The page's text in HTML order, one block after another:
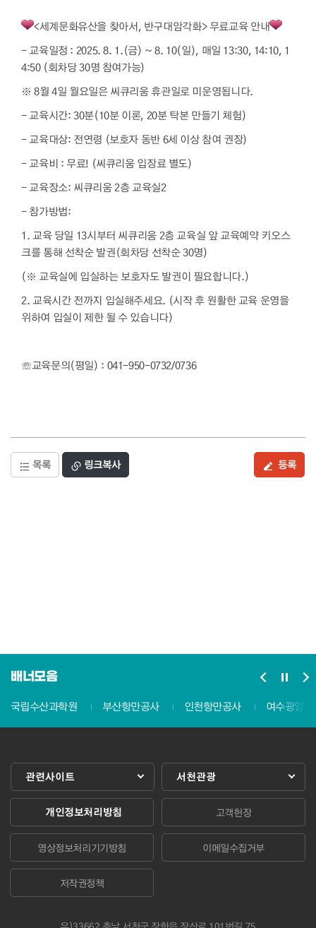
<세계문화유산을 찾아서, 반구대암각화> 무료교육 안내
- 교육일정 : 2025. 8. 1.(금) ~ 8. 10(일), 매일 13:30, 14:10, 1
4:50 (회차당 30명 참여가능)
※ 8월 4일 월요일은 씨큐리움 휴관일로 미운영됩니다.
- 교육시간: 30분(10분 이론, 20분 탁본 만들기 체험)
- 교육대상: 전연령 (보호자 동반 6세 이상 참여 권장)
- 교육비 : 무료! (씨큐리움 입장료 별도)
- 교육장소: 씨큐리움 2층 교육실2
- 참가방법:
1. 교육 당일 13시부터 씨큐리움 2층 교육실 앞 교육예약 키오스
크를 통해 선착순 발권(회차당 선착순 30명)
(※ 교육실에 입실하는 보호자도 발권이 필요합니다.)
2. 교육시간 전까지 입실해주세요. (시작 후 원활한 교육 운영을
위하여 입실이 제한 될 수 있습니다)
☏교육문의(평일) : 041-950-0732/0736
등록
목록 링크복사
배너모음
국립수산과학원
부산항만공사 인천항만공사 여수광양
개인정보처리방침 고객헌장
영상정보처리기기방침 이메일수집거부
저작권정책
관련사이트 서천관광